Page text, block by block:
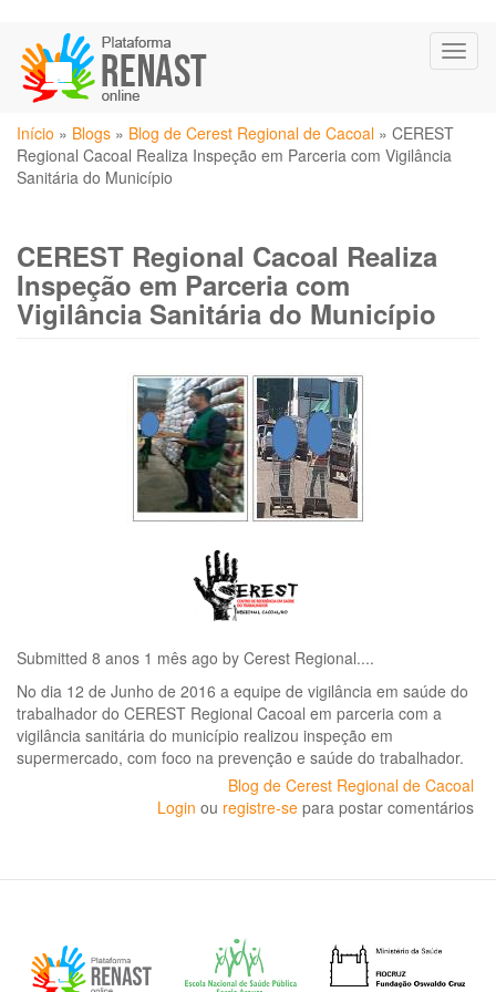
para
conteúdo
principal
Você
está
aqui
Início » Blogs » Blog de Cerest Regional de Cacoal » CEREST
Regional Cacoal Realiza Inspeção em Parceria com Vigilância
Sanitária do Município
CEREST Regional Cacoal Realiza
Inspeção em Parceria com
Vigilância Sanitária do Município
Submitted 8 anos 1 mês ago by Cerest Regional....
No dia 12 de Junho de 2016 a equipe de vigilância em saúde do
trabalhador do CEREST Regional Cacoal em parceria com a
vigilância sanitária do município realizou inspeção em
supermercado, com foco na prevenção e saúde do trabalhador.
Blog de Cerest Regional de Cacoal
Login ou registre-se para postar comentários